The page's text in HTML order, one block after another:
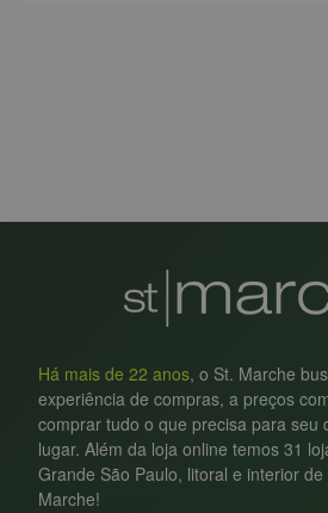
Há mais de 22 anos, o St. Marche
experiência de compras, a preços
comprar tudo o que precisa para seu
lugar. Além da loja online temos 31
Grande São Paulo, litoral e interior
Marche!